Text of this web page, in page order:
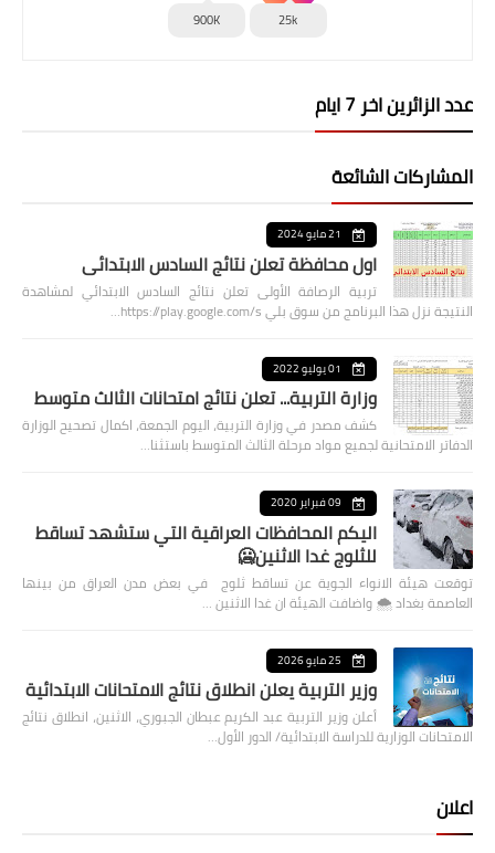
25k
900K
عدد الزائرين اخر 7 ايام
المشاركات الشائعة
21 مايو 2024
اول محافظة تعلن نتائج السادس الابتدائي
تربية الرصافة الأولى تعلن نتائج السادس الابتدائي لمشاهدة
النتيجة نزل هذا البرنامج من سوق بلي https://play.google.com/s…
01 يوليو 2022
وزارة التربية... تعلن نتائج امتحانات الثالث متوسط
كشف مصدر في وزارة التربية، اليوم الجمعة، اكمال تصحيح الوزارة
الدفاتر الامتحانية لجميع مواد مرحلة الثالث المتوسط باستثنا…
09 فبراير 2020
اليكم المحافظات العراقية التي ستشهد تساقط
للثلوج غدا الاثنين🥶
توقعت هيئة الانواء الجوية عن تساقط ثلوج في بعض مدن العراق من بينها
العاصمة بغداد ⁦🌨️⁩ واضافت الهيئة ان غدا الاثنين …
25 مايو 2026
وزير التربية يعلن انطلاق نتائج الامتحانات الابتدائية
أعلن وزير التربية عبد الكريم عبطان الجبوري، الاثنين، انطلاق نتائج
الامتحانات الوزارية للدراسة الابتدائية/ الدور الأول…
اعلان